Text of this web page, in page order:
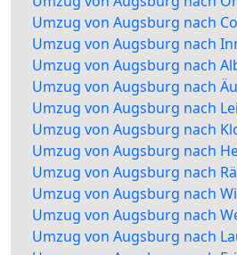
Umzug von Augsburg nach
Umzug von Augsburg nach
Umzug von Augsburg nach
Umzug von Augsburg nach
Umzug von Augsburg nach
Umzug von Augsburg nach
Umzug von Augsburg nach
Umzug von Augsburg nach
Umzug von Augsburg nach
Umzug von Augsburg nach
Umzug von Augsburg nach